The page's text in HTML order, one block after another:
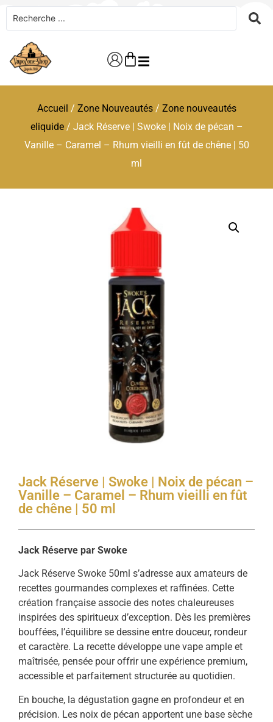
Accueil / Zone Nouveautés/ Zone nouveautés
eliquide/ Jack Réserve | Swoke | Noix de pécan –
Vanille – Caramel – Rhum vieilli en fût de chêne | 50
ml
Jack Réserve | Swoke | Noix de pécan –
Vanille – Caramel – Rhum vieilli en fût
de chêne | 50 ml
Jack Réserve par Swoke
Jack Réserve Swoke 50ml s’adresse aux amateurs de
recettes gourmandes complexes et raffinées. Cette
création française associe des notes chaleureuses
inspirées des spiritueux d’exception. Dès les premières
bouffées, l’équilibre se dessine entre douceur, rondeur
et caractère. La recette développe une vape ample et
maîtrisée, pensée pour offrir une expérience premium,
accessible et parfaitement structurée au quotidien.
En bouche, la dégustation gagne en profondeur et en
précision. Les noix de pécan apportent une base sèche